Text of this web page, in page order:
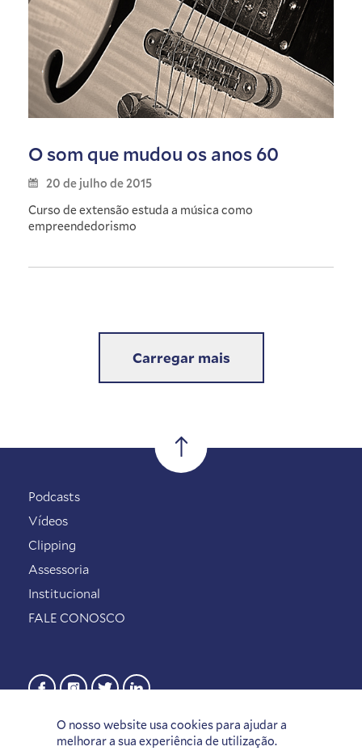
O som que mudou os anos 60
20 de julho de 2015
Curso de extensão estuda a música como
empreendedorismo
Carregar mais
O nosso website usa cookies para ajudar a
melhorar a sua experiência de utilização.
Podcasts
Vídeos
Clipping
Assessoria
Institucional
FALE CONOSCO